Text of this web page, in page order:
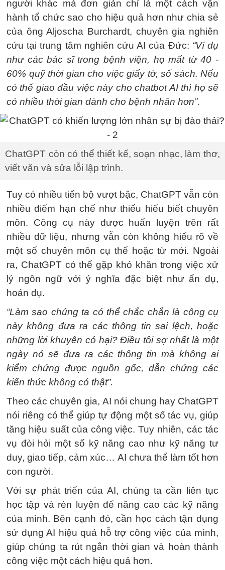
người khác mà đơn giản chỉ là một cách vận
hành tổ chức sao cho hiệu quả hơn như chia sẻ
của ông Aljoscha Burchardt, chuyên gia nghiên
cứu tại trung tâm nghiên cứu AI của Đức: “Ví dụ
như các bác sĩ trong bệnh viện, họ mất từ 40 -
60% quỹ thời gian cho việc giấy tờ, sổ sách. Nếu
có thể giao đầu việc này cho chatbot AI thì họ sẽ
có nhiều thời gian dành cho bệnh nhân hơn”.
ChatGPT còn có thể thiết kế, soạn nhạc, làm thơ,
viết văn và sửa lỗi lập trình.
Tuy có nhiều tiến bộ vượt bậc, ChatGPT vẫn còn
nhiều điểm hạn chế như thiếu hiểu biết chuyên
môn. Công cụ này được huấn luyện trên rất
nhiều dữ liệu, nhưng vẫn còn không hiểu rõ về
một số chuyên môn cụ thể hoặc từ mới. Ngoài
ra, ChatGPT có thể gặp khó khăn trong việc xử
lý ngôn ngữ với ý nghĩa đặc biệt như ẩn dụ,
hoán dụ.
“Làm sao chúng ta có thể chắc chắn là công cụ
này không đưa ra các thông tin sai lệch, hoặc
những lời khuyên có hại? Điều tôi sợ nhất là một
ngày nó sẽ đưa ra các thông tin mà không ai
kiểm chứng được nguồn gốc, dẫn chứng các
kiến thức không có thật”.
Theo các chuyên gia, AI nói chung hay ChatGPT
nói riêng có thể giúp tự động một số tác vụ, giúp
tăng hiệu suất của công việc. Tuy nhiên, các tác
vụ đòi hỏi một số kỹ năng cao như kỹ năng tư
duy, giao tiếp, cảm xúc… AI chưa thể làm tốt hơn
con người.
Với sự phát triển của AI, chúng ta cần liên tục
học tập và rèn luyện để nâng cao các kỹ năng
của mình. Bên cạnh đó, cần học cách tận dụng
sử dụng AI hiệu quả hỗ trợ công việc của mình,
giúp chúng ta rút ngắn thời gian và hoàn thành
công việc một cách hiệu quả hơn.